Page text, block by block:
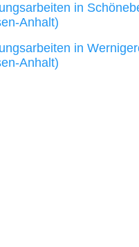
in
Anhalt)
in
Anhalt)